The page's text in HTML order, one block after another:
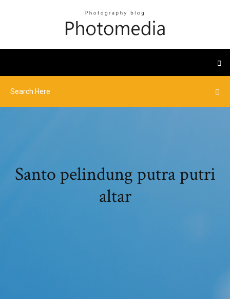
Santo pelindung putra putri
altar